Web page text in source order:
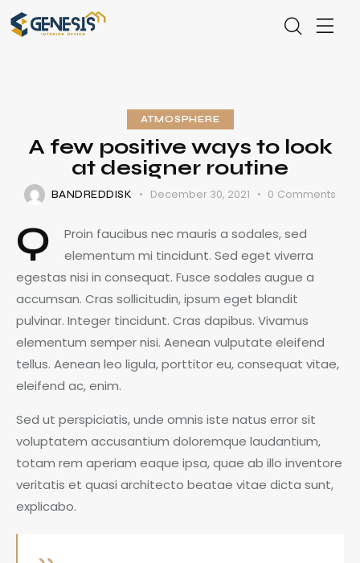
ATMOSPHERE
A few positive ways to look
at designer routine
BANDREDDISK December 30, 2021 0 Comments
Q
Proin faucibus nec mauris a sodales, sed
elementum mi tincidunt. Sed eget viverra
egestas nisi in consequat. Fusce sodales augue a
accumsan. Cras sollicitudin, ipsum eget blandit
pulvinar. Integer tincidunt. Cras dapibus. Vivamus
elementum semper nisi. Aenean vulputate eleifend
tellus. Aenean leo ligula, porttitor eu, consequat vitae,
eleifend ac, enim.
Sed ut perspiciatis, unde omnis iste natus error sit
voluptatem accusantium doloremque laudantium,
totam rem aperiam eaque ipsa, quae ab illo inventore
veritatis et quasi architecto beatae vitae dicta sunt,
explicabo.